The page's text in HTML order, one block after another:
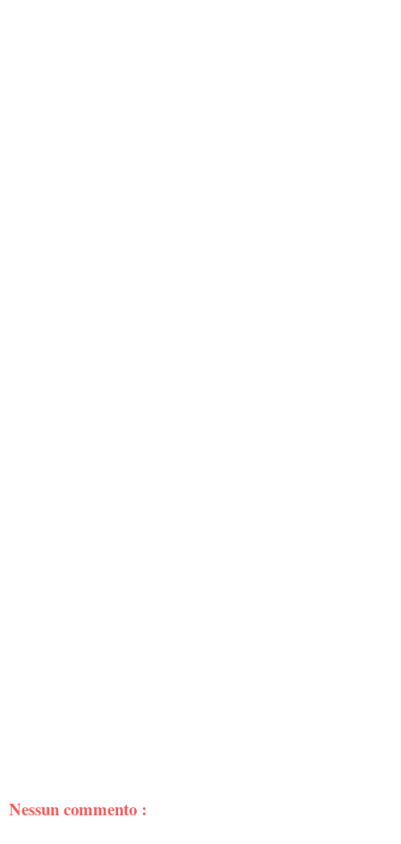
Nessun commento :